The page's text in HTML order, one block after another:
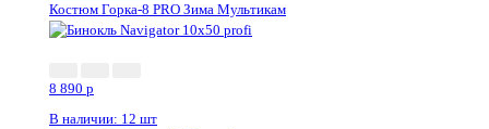
Костюм Горка-8 PRO Зима Мультикам
8 890 p
В наличии: 12 шт